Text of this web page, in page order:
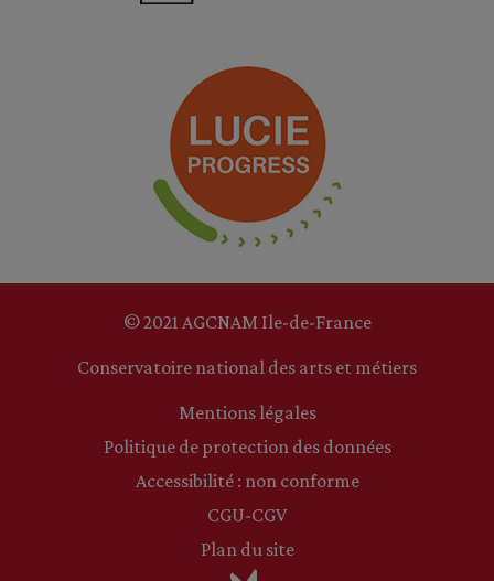
© 2021 AGCNAM Ile-de-France
Conservatoire national des arts et métiers
Mentions légales
Politique de protection des données
Accessibilité : non conforme
CGU-CGV
Plan du site